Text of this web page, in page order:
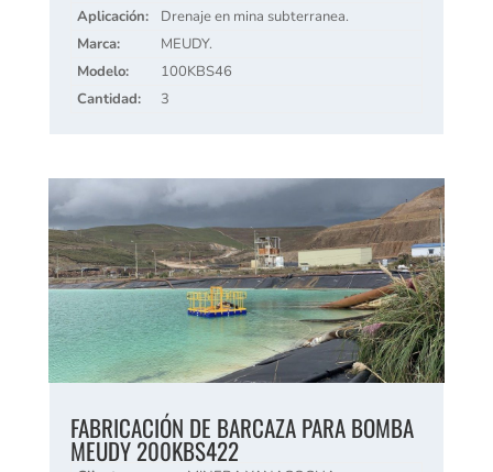
Aplicación:
Drenaje en mina subterranea.
Marca:
MEUDY.
Modelo:
100KBS46
Cantidad:
3
FABRICACIÓN DE BARCAZA PARA BOMBA
MEUDY 200KBS422